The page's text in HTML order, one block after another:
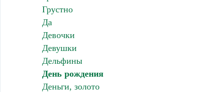
Грустно
Да
Девочки
Девушки
Дельфины
День рождения
Деньги, золото